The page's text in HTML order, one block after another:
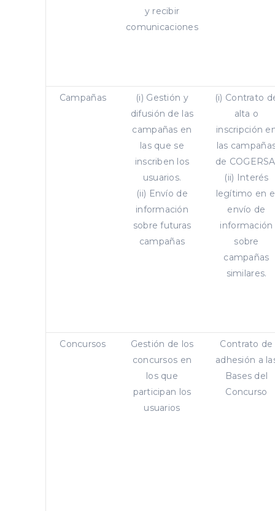
y recibir
comunicaciones
Campañas
(i) Gestión y
difusión de las
campañas en
las que se
inscriben los
usuarios.
(ii) Envío de
información
sobre futuras
campañas
(i) Contrato
alta o
inscripción
las
de
(ii) Interés
legítimo en
envío de
información
sobre
campañas
similares.
Concursos
Gestión de los
concursos en
los que
participan los
usuarios
Contrato de
adhesión a
Bases del
Concurso